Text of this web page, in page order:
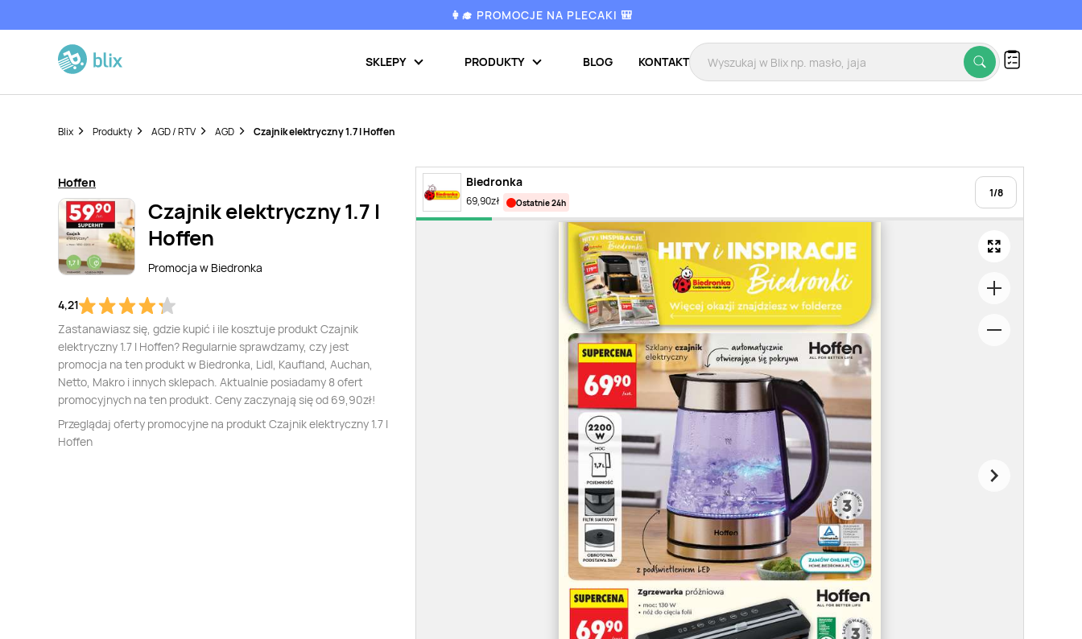
👩‍🎓 PROMOCJE NA PLECAKI 🎒
SKLEPY PRODUKTY BLOG KONTAKT
Blix Produkty AGD / RTV AGD Czajnik elektryczny 1.7 l Hoffen
Hoffen
Czajnik elektryczny 1.7 l
Hoffen
Promocja w Biedronka
4,21
Zastanawiasz się, gdzie kupić i ile kosztuje produkt Czajnik
elektryczny 1.7 l Hoffen? Regularnie sprawdzamy, czy jest
promocja na ten produkt w Biedronka, Lidl, Kaufland, Auchan,
Netto, Makro i innych sklepach. Aktualnie posiadamy 8 ofert
promocyjnych na ten produkt. Ceny zaczynają się od 69,90zł!
Przeglądaj oferty promocyjne na produkt Czajnik elektryczny 1.7 l
Hoffen
Biedronka
69,90zł ostatnie 24h
1/8